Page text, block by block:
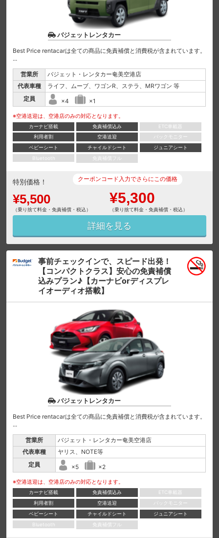
バジェットレンタカー
Best Price rentacarは全ての商品に免責補償と消費税が含まれています。
...
営業所
バジェット・レンタカー奄美空港店
代表車種
ライフ、ムーブ、ワゴンR、ステラ、MRワゴン 等
定員
×4 ×1
※空港送迎は、空港店のみの対応となります。
カーナビ搭載 免責補償込み
ETC車載器
利用者割
空港送迎
バックモニター
ベビーシート
チャイルドシート
ジュニアシート
Bluetooth
免責補償フル
特別価格！
¥5,500
（乗り捨て料金・免責補償・税込）
クーポンコード入力でさらにこの価格
¥5,300
（乗り捨て料金・免責補償・税込）
詳細を見る
事前チェックインで、スピード出発！
【コンパクトクラス】安心の免責補償
込みプラン♪【カーナビorディスプレ
イオーディオ搭載】
バジェットレンタカー
Best Price rentacarは全ての商品に免責補償と消費税が含まれています。
...
営業所
バジェット・レンタカー奄美空港店
代表車種
ヤリス、NOTE等
定員
×5 ×2
※空港送迎は、空港店のみの対応となります。
カーナビ搭載 免責補償込み
ETC車載器
利用者割
空港送迎
バックモニター
ベビーシート
チャイルドシート
ジュニアシート
Bluetooth
免責補償フル